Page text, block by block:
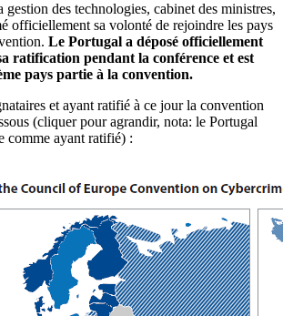
gestion des technologies, cabinet des ministres,
officiellement sa volonté de rejoindre les pays
Le Portugal a déposé officiellement
ratification pendant la conférence et est
pays partie à la convention.
et ayant ratifié à ce jour la convention
(cliquer pour agrandir, nota: le Portugal
comme ayant ratifié) :